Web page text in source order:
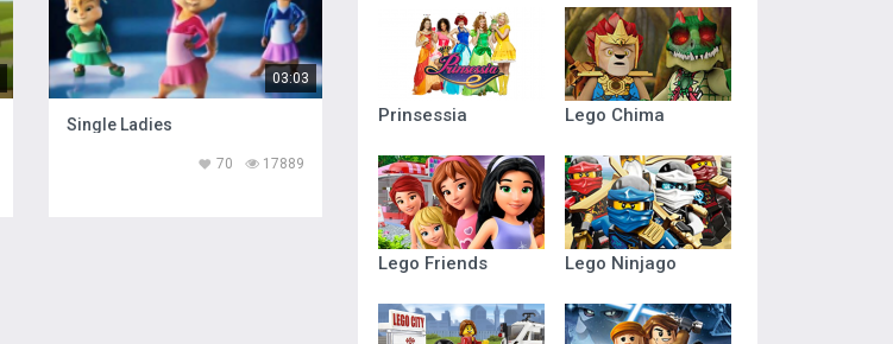
03:03
Single Ladies
17889
70
Prinsessia Lego Chima
Lego Friends Lego Ninjago